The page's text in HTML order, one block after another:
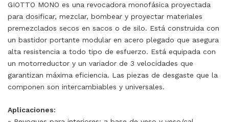
DO
RA
S
GIOTTO MONO es una revocadora monofásica proyectada
para dosificar, mezclar, bombear y proyectar materiales
premezclados secos en sacos o de silo. Está construida con
un bastidor portante modular en acero plegado que asegura
alta resistencia a todo tipo de esfuerzo. Está equipada con
un motorreductor y un variador de 3 velocidades que
garantizan máxima eficiencia. Las piezas de desgaste que la
componen son intercambiables y universales.
Aplicaciones: